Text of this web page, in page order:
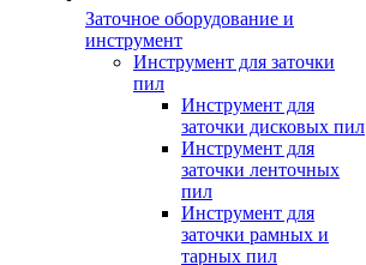
Заточное оборудование и
инструмент
Инструмент для заточки
пил
Инструмент для
заточки дисковых пил
Инструмент для
заточки ленточных
пил
Инструмент для
заточки рамных и
тарных пил